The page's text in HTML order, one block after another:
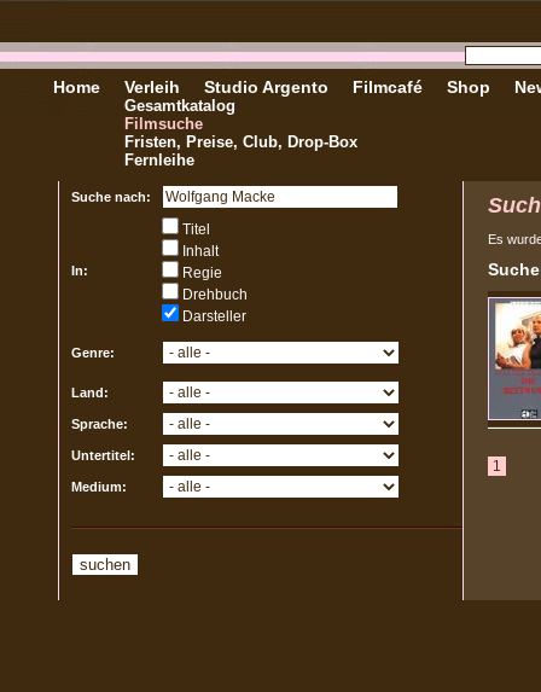
Home Verleih
Gesamtkatalog
Filmsuche
Fristen, Preise, Club, Drop-Box
Fernleihe
Studio Argento Filmcafé Shop
Suche nach:
In:
Titel
Inhalt
Regie
Drehbuch
Darsteller
Genre:
Land:
Sprache:
Untertitel:
Medium:
Es
1